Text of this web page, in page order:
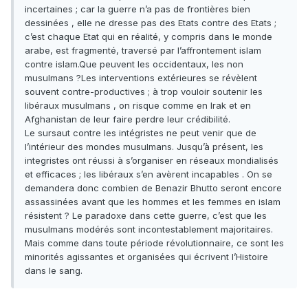
incertaines ; car la guerre n’a pas de frontières bien
dessinées , elle ne dresse pas des Etats contre des Etats ;
c’est chaque Etat qui en réalité, y compris dans le monde
arabe, est fragmenté, traversé par l’affrontement islam
contre islam.Que peuvent les occidentaux, les non
musulmans ?Les interventions extérieures se révèlent
souvent contre-productives ; à trop vouloir soutenir les
libéraux musulmans , on risque comme en Irak et en
Afghanistan de leur faire perdre leur crédibilité.
Le sursaut contre les intégristes ne peut venir que de
l’intérieur des mondes musulmans. Jusqu’à présent, les
integristes ont réussi à s’organiser en réseaux mondialisés
et efficaces ; les libéraux s’en avèrent incapables . On se
demandera donc combien de Benazir Bhutto seront encore
assassinées avant que les hommes et les femmes en islam
résistent ? Le paradoxe dans cette guerre, c’est que les
musulmans modérés sont incontestablement majoritaires.
Mais comme dans toute période révolutionnaire, ce sont les
minorités agissantes et organisées qui écrivent l’Histoire
dans le sang.